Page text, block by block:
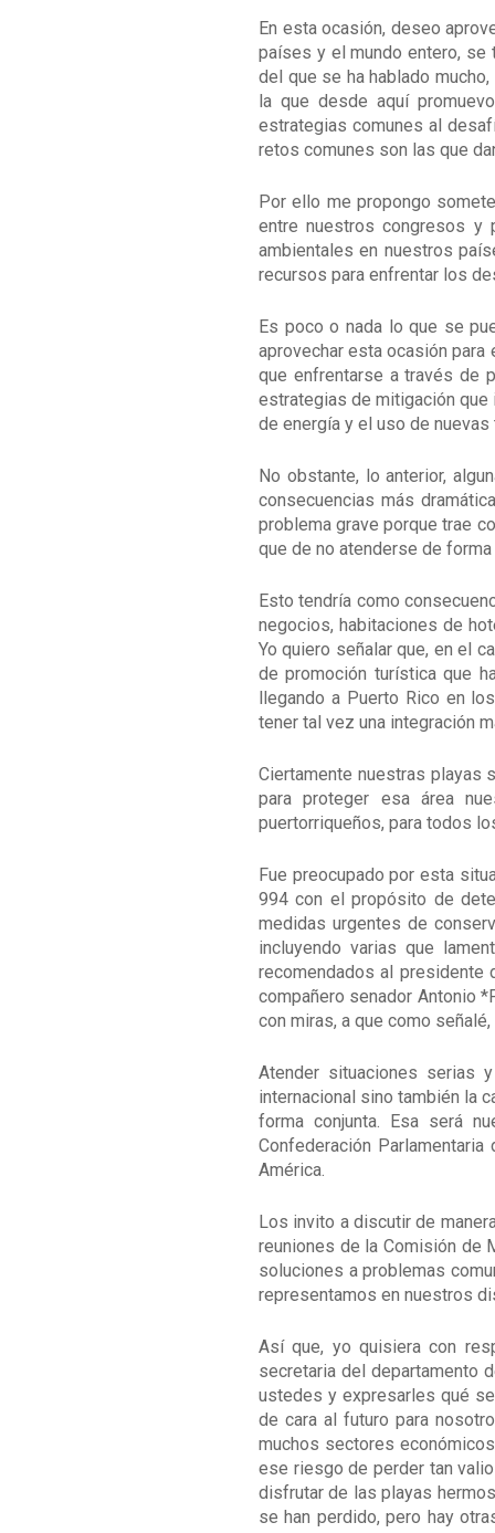
En esta ocasión, deseo
países y el mundo entero,
del que se ha hablado
la que desde aquí
estrategias comunes al
retos comunes son las que
Por ello me propongo
entre nuestros congresos y
ambientales en nuestros
recursos para enfrentar los
Es poco o nada lo que se
aprovechar esta ocasión
que enfrentarse a través de
estrategias de mitigación que
de energía y el uso de
No obstante, lo anterior,
consecuencias más
problema grave porque trae
que de no atenderse de
Esto tendría como
negocios, habitaciones de
Yo quiero señalar que, en el
de promoción turística que
llegando a Puerto Rico en
tener tal vez una integración
Ciertamente nuestras playas
para proteger esa área
puertorriqueños, para todos
Fue preocupado por esta
994 con el propósito de
medidas urgentes de
incluyendo varias que
recomendados al presidente
compañero senador Antonio
con miras, a que como
Atender situaciones serias
internacional sino también la
forma conjunta. Esa será
Confederación
América.
Los invito a discutir de
reuniones de la Comisión de
soluciones a problemas
representamos en nuestros
Así que, yo quisiera con
secretaria del departamento
ustedes y expresarles qué
de cara al futuro para
muchos sectores
ese riesgo de perder tan
disfrutar de las playas
se han perdido, pero hay